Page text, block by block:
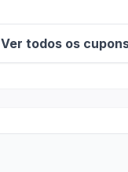
Ver todos os